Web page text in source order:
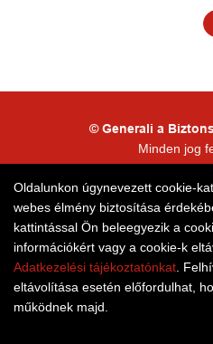
Oldalunkon úgynevezett cookie-
webes élmény biztosítása
kattintással Ön beleegyezik a
információkért vagy a cookie-k
Adatkezelési tájékoztatónkat .
eltávolítása esetén előfordulhat,
működnek majd.
© Generali a
Minden jog